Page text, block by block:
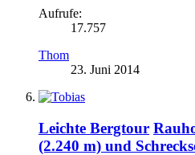
Aufrufe:
17.757
Thom
23. Juni 2014
Leichte Bergtour
(2.240 m) und